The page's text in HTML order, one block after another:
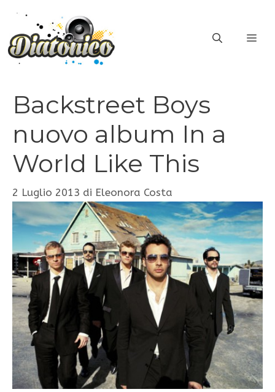
contenuto
Backstreet Boys
nuovo album In a
World Like This
2 Luglio 2013 di Eleonora Costa